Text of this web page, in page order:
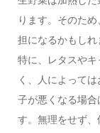
ります。そのた
担になるかもしれ
特に、レタスや
く、人によって
子が悪くなる場
す。無理をせず